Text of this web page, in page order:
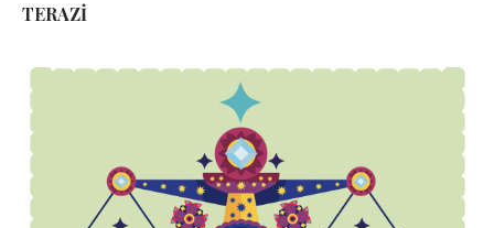
TERAZİ